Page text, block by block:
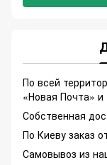
По всей
«Новая Почта» и
Собственная
По Киеву заказ
Самовывоз из